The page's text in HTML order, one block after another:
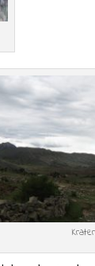
Krater